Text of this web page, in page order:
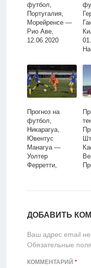
футбол,
Португалия,
Морейренсе —
Рио Аве,
12.06.2020
Прогноз на
футбол,
Никарагуа,
Ювентус
Манагуа —
Уолтер
Ферретти,
ДОБАВИТЬ
Ваш адрес email не
Обязательные
КОММЕНТАРИЙ *